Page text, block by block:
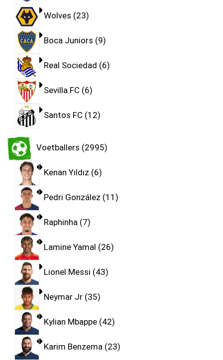
Wolves 23
Boca Juniors 9
Real Sociedad 6
Sevilla FC 6
Santos FC 12
Voetballers 2995
Kenan Yıldız 6
Pedri González 11
Raphinha 7
Lamine Yamal 26
Lionel Messi 43
Neymar Jr 35
Kylian Mbappe 42
Karim Benzema 23